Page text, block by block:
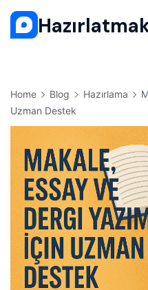
Skip
Home Blog Hazırlama
Uzman Destek